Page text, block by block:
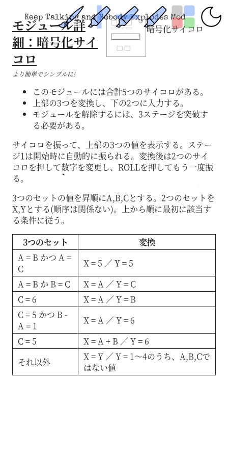
Keep Talking and Nobody Explodes Mod
暗号化サイコロ
モジュール詳
細：暗号化サイ
コロ
より簡単でシンプルに!
このモジュールには合計5つのサイコロがある。
上部の3つを変換し、下の2つに入力する。
モジュールを解除するには、3ステージを突破す
る必要がある。
サイコロを振って、上部の3つの値を表示する。ステー
ジ1は開始時に自動的に振られる。変換後は2つのサイ
コロを押して数字を変更し、ROLLを押してもう一度振
る。
3つのセットの値を昇順にA,B,Cとする。2つのセットを
X,Yとする(順序は関係ない)。上から順に最初に該当す
る条件に従う。
3つのセット
変換
A = B かつ A =
C
X = 5 ／ Y = 5
A = B か B = C
X = A ／ Y = C
C = 6
X = A ／ Y = B
C = 5 かつ B -
A = 1
X = A ／ Y = 6
C = 5
X = A + B ／ Y = 6
それ以外
X = Y ／ Y = 1～4のうち、A,B,Cで
はない値